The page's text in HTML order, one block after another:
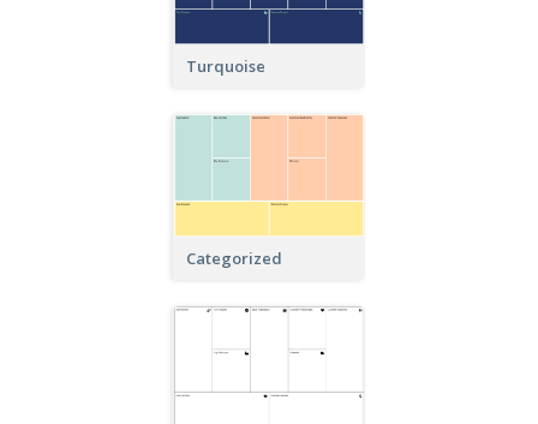
Turquoise
Categorized